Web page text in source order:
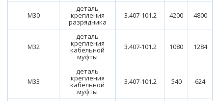
М30
деталь
крепления
разрядника
3.407-101.2 4200 4800
М32
деталь
крепления
кабельной
муфты
3.407-101.2 1080 1284
М33
деталь
крепления
кабельной
муфты
3.407-101.2 540 624